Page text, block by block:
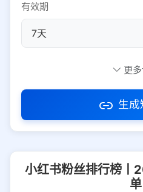
有效期
访问密码
更
生成
小红书粉丝排行榜丨
单